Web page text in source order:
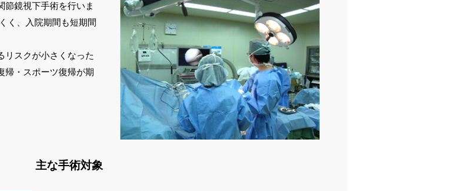
入します。麻酔薬も微量なので、繰り返し受けることができます。基本的に生理食塩水を
授乳中の方にも、安心して受けていただけます。
用があります。痛み、出血、腫れ、穿刺部からの感染、注射刺激による遅発性筋痛、神経
肩腱板炎・腱板損傷、アキレス腱炎、足底腱膜炎のような『腱・靭帯の炎症や損傷』
す。症状に応じて１～２週に1回の間隔で、３～５回程度注射を行います。高濃度ブドウ
。高齢者、妊婦や授乳中の方、糖尿病、高血圧等の生活習慣病をお持ちの方でも安全に治
用があります。痛み、出血、腫れ、穿刺部からの感染、注射刺激による遅発性筋痛、神経
を引き起こすため、注射部位の痛みが3～4日間ほど続くことがあります。
節鏡視下手術を行いま
く、入院期間も短期間
リスクが小さくなった
帰・スポーツ復帰が期
主な手術対象